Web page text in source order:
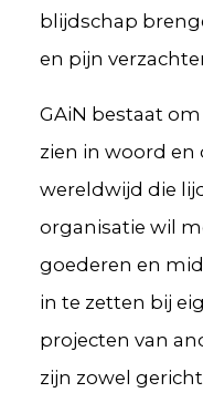
blijdschap
en pijn
GAiN bestaat
zien in woord en
wereldwijd die
organisatie wil
goederen en
in te zetten bij
projecten van
zijn zowel